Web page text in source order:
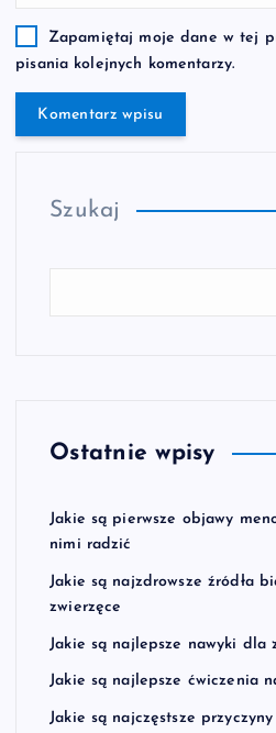
Zapamiętaj moje dane w tej
pisania kolejnych komentarzy.
Szukaj
Ostatnie wpisy
Jakie są pierwsze objawy
nimi radzić
Jakie są najzdrowsze źródła
zwierzęce
Jakie są najlepsze nawyki dla
Jakie są najlepsze ćwiczenia
Jakie są najczęstsze